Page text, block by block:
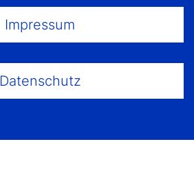
Impressum
Datenschutz